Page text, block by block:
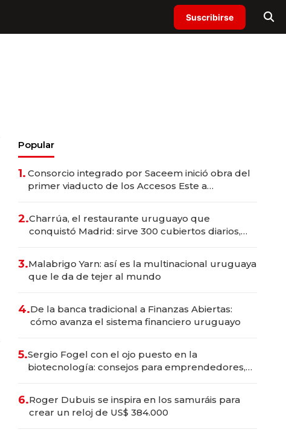
Suscribirse
Popular
1. Consorcio integrado por Saceem inició obra del
primer viaducto de los Accesos Este a
2.Charrúa, el restaurante uruguayo que
conquistó Madrid: sirve 300 cubiertos diarios,
3.Malabrigo Yarn: así es la multinacional uruguaya
que le da de tejer al mundo
4.De la banca tradicional a Finanzas Abiertas:
cómo avanza el sistema financiero uruguayo
5.Sergio Fogel con el ojo puesto en la
biotecnología: consejos para emprendedores,
6.Roger Dubuis se inspira en los samuráis para
crear un reloj de US$ 384.000